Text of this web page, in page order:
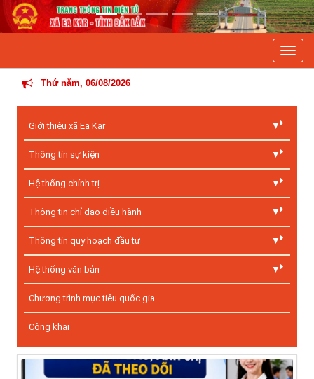
Thứ năm, 06/08/2026
Giới thiệu xã Ea Kar
Thông tin sự kiện
Hệ thống chính trị
Thông tin chỉ đạo điều hành
Thông tin quy hoạch đầu tư
Hệ thống văn bản
Chương trình mục tiêu quốc gia
Công khai